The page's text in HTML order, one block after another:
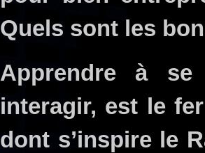
Quels sont les
Apprendre à
interagir, est le
dont s’inspire le